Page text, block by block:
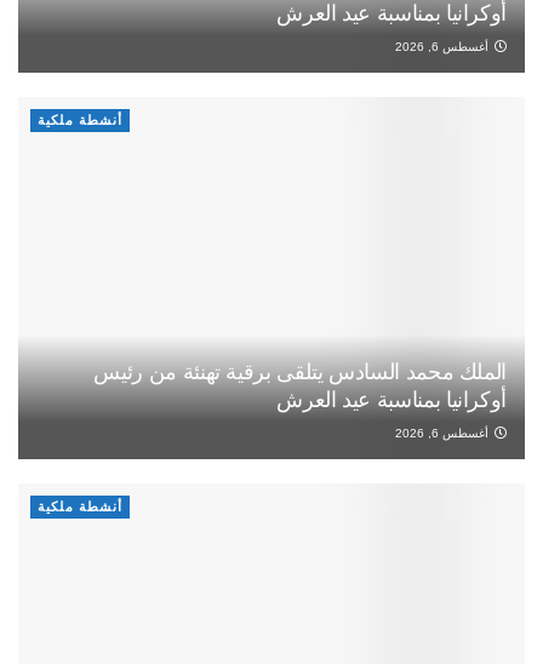
أوكرانيا بمناسبة عيد العرش
أغسطس 6, 2026
أنشطة ملكية
الملك محمد السادس يتلقى برقية تهنئة من رئيس
أوكرانيا بمناسبة عيد العرش
أغسطس 6, 2026
أنشطة ملكية